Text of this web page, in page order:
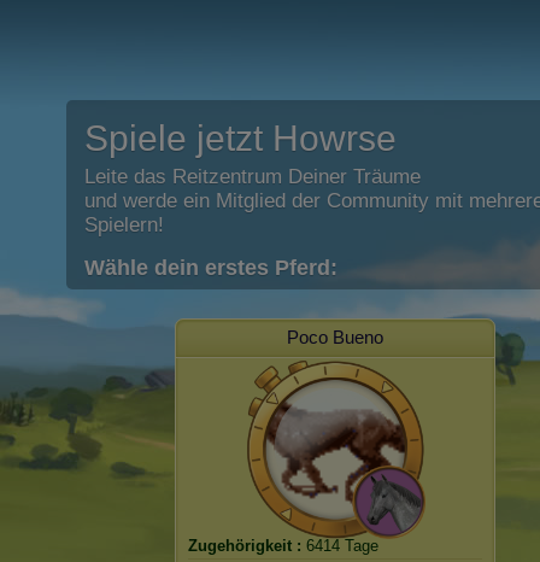
Spiele jetzt Howrse
Leite das Reitzentrum Deiner Träume
und werde ein Mitglied der Community mit
Spielern!
Wähle dein erstes Pferd:
Poco Bueno
Zugehörigkeit : 6414 Tage